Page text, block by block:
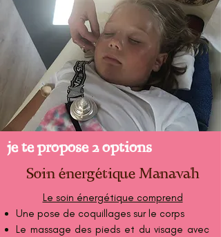
je te propose 2 options
Soin énergétique Manavah
Le soin énergétique comprend
Une pose de coquillages sur le corps
Le massage des pieds et du visage avec